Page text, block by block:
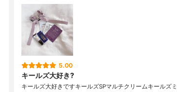
5.00
キールズ大好き?
キールズ大好きですキールズSPマルチクリームキールズミ